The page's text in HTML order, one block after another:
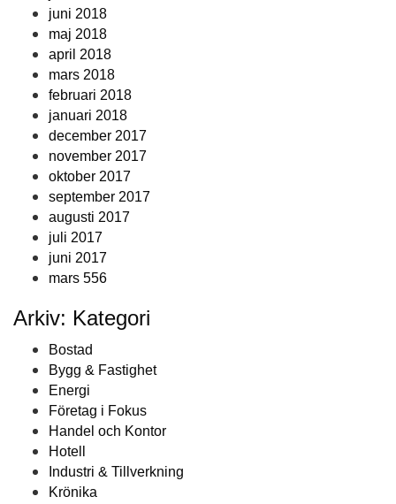
juni 2018
maj 2018
april 2018
mars 2018
februari 2018
januari 2018
december 2017
november 2017
oktober 2017
september 2017
augusti 2017
juli 2017
juni 2017
mars 556
Arkiv: Kategori
Bostad
Bygg & Fastighet
Energi
Företag i Fokus
Handel och Kontor
Hotell
Industri & Tillverkning
Krönika